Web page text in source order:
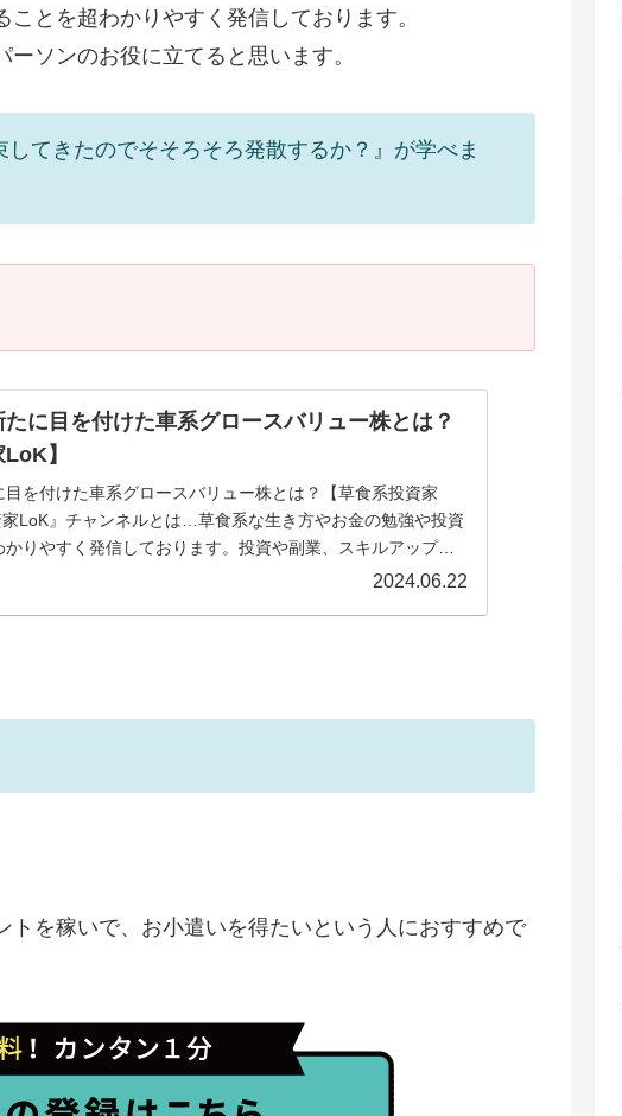
とを超わかりやすく発信しております。
ソンのお役に立てると思います。
てきたのでそそろそろ発散するか？』が学べま
に目を付けた車系グロースバリュー株とは？
】
を付けた車系グロースバリュー株とは？【草食系投資家
LoK』チャンネルとは…草食系な生き方やお金の勉強や投資
りやすく発信しております。投資や副業、スキルアップし
...
2024.06.22
を稼いで、お小遣いを得たいという人におすすめで